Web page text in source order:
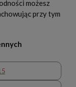
możesz
przy tym